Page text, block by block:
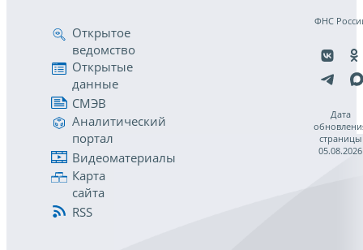
Открытое
ведомство
Открытые
данные
СМЭВ
Аналитический
портал
Видеоматериалы
Карта
сайта
RSS
ФНС
Дата
страницы
05.08.2026